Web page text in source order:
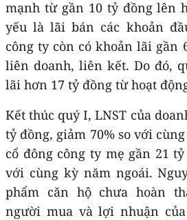
mạnh từ gần 10 tỷ đồng lên
yếu là lãi bán các khoản
công ty còn có khoản lãi gần
liên doanh, liên kết. Do đó,
lãi hơn 17 tỷ đồng từ hoạt
Kết thúc quý I, LNST của
tỷ đồng, giảm 70% so với
cổ đông công ty mẹ gần 21
với cùng kỳ năm ngoái.
phẩm căn hộ chưa hoàn
người mua và lợi nhuận